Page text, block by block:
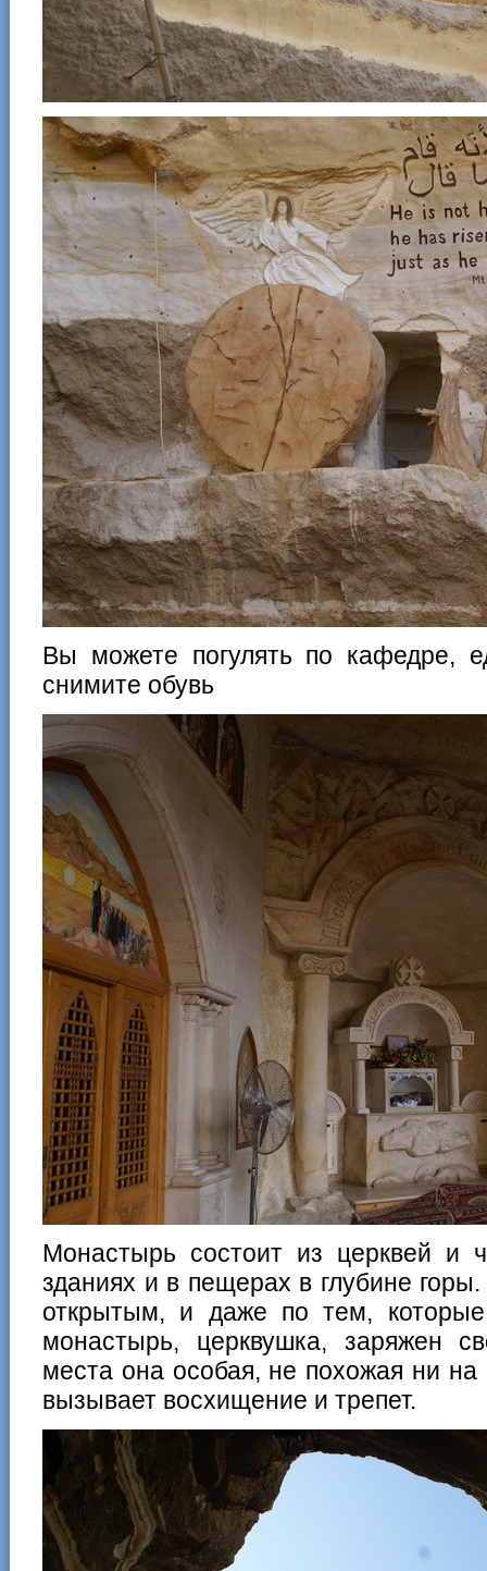
Вы можете погулять по кафедре,
снимите обувь
Монастырь состоит из церквей и
зданиях и в пещерах в глубине
открытым, и даже по тем,
монастырь, церквушка, заряжен
места она особая, не похожая ни на
вызывает восхищение и трепет.